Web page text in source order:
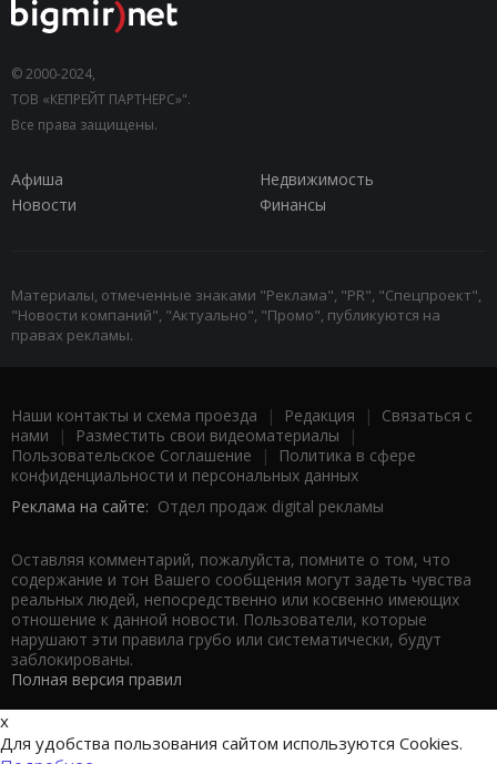
© 2000-2024,
ТОВ «КЕПРЕЙТ ПАРТНЕРС»".
Все права защищены.
Афиша
Недвижимость
Новости
Финансы
Материалы, отмеченные знаками "Реклама", "PR", "Спецпроект",
"Новости компаний", "Актуально", "Промо", публикуются на
правах рекламы.
Наши контакты и схема проезда | Редакция | Связаться с
нами | Разместить свои видеоматериалы |
Пользовательское Соглашение |
Политика в сфере
конфиденциальности и персональных данных
Реклама на сайте: Отдел продаж digital рекламы
Оставляя комментарий, пожалуйста, помните о том, что
содержание и тон Вашего сообщения могут задеть чувства
реальных людей, непосредственно или косвенно имеющих
отношение к данной новости. Пользователи, которые
нарушают эти правила грубо или систематически, будут
заблокированы.
Полная версия правил
x
Для удобства пользования сайтом используются Cookies.